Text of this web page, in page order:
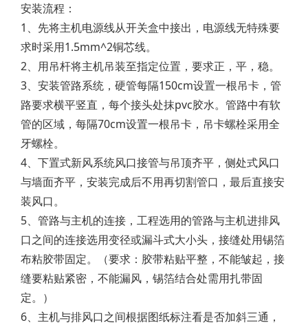
安装流程：
1、先将主机电源线从开关盒中接出，电源线无特殊要
求时采用1.5mm^2铜芯线。
2、用吊杆将主机吊装至指定位置，要求正，平，稳。
3、安装管路系统，硬管每隔150cm设置一根吊卡，管
路要求横平竖直，每个接头处抹pvc胶水。管路中有软
管的区域，每隔70cm设置一根吊卡，吊卡螺栓采用全
牙螺栓。
4、下置式新风系统风口接管与吊顶齐平，侧处式风口
与墙面齐平，安装完成后不用再切割管口，最后直接安
装风口。
5、管路与主机的连接，工程选用的管路与主机进排风
口之间的连接选用变径或漏斗式大小头，接缝处用锡箔
布粘胶带固定。（要求：胶带粘贴平整，不能皱起，接
缝要粘贴紧密，不能漏风，锡箔结合处需用扎带固
定。）
6、主机与排风口之间根据图纸标注看是否加斜三通，